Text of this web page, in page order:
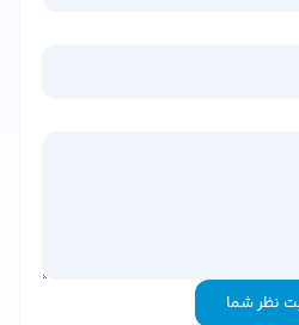
عصاره های گیاهی است که به حفظ
کمک می کند.
سرشار از مغذیات، موهای رنگ
های این شامپو می توان به حفظ
و حفظ رنگ طبیعی مو اشاره
نظر شما